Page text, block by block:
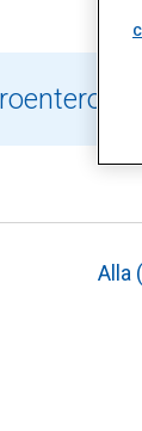
Alla